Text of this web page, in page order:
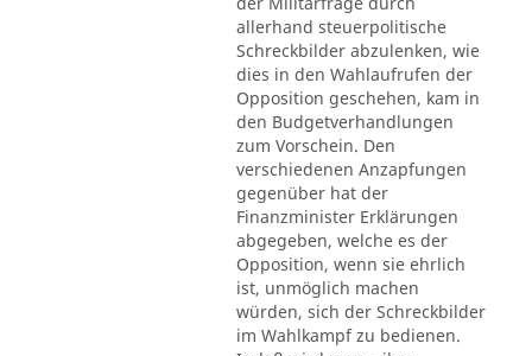
allerhand steuerpolitische
Schreckbilder abzulenken, wie
dies in den Wahlaufrufen der
Opposition geschehen, kam in
den Budgetverhandlungen
zum Vorschein. Den
verschiedenen Anzapfungen
gegenüber hat der
Finanzminister Erklärungen
abgegeben, welche es der
Opposition, wenn sie ehrlich
ist, unmöglich machen
würden, sich der Schreckbilder
im Wahlkampf zu bedienen.